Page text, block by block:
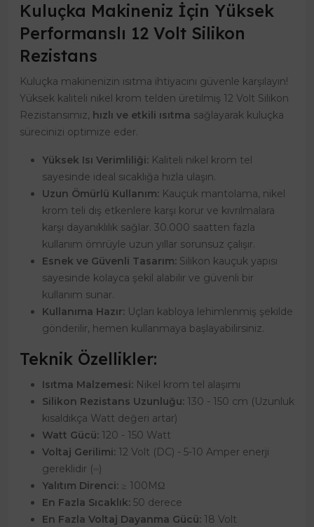
Kuluçka Makineniz İçin Yüksek
Performanslı 12 Volt Silikon
Rezistans
Kuluçka makinenizin ısıtma ihtiyacını güvenle karşılayın!
Yüksek kaliteli nikel krom telden üretilmiş 12 Volt Silikon
Rezistansımız, hızlı ve etkili ısıtma sağlayarak kuluçka
sürecinizi optimize eder.
Yüksek Isı Verimliliği: Kaliteli nikel krom tel
sayesinde ideal sıcaklığa hızla ulaşın.
Uzun Ömürlü Kullanım: Kauçuk mantolama, nikel
krom teli dış etkenlere karşı korur ve kıvrılmalara
karşı dayanıklılık sağlar. 30.000 saatten fazla
kullanım ömrüyle uzun yıllar sorunsuz çalışır.
Esnek ve Güvenli Tasarım: Silikon kauçuk yapısı
sayesinde kolayca şekil alabilir ve güvenli bir
kullanım sunar.
Kullanıma Hazır: Uçları kabloya lehimlenmiş şekilde
gönderilir, hemen kullanmaya başlayabilirsiniz.
Teknik Özellikler:
Isıtma Malzemesi: Nikel krom tel alaşımı
Silikon Rezistans Uzunluğu: 130 - 150 cm (Uzunluk
kısaldıkça Watt değeri artar)
Watt Gücü: 120 - 150 Watt
Voltaj Gerilimi: 12 Volt (DC) - 5-10 Amper enerji
gereklidir (⎓)
Yalıtım Direnci: ≥ 100MΩ
En Fazla Sıcaklık: 50 derece
En Fazla Voltaj Dayanma Gücü: 18 Volt